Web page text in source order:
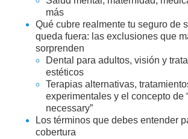
más
Qué cubre realmente tu seguro de
queda fuera: las exclusiones que
sorprenden
Dental para adultos, visión y
estéticos
Terapias alternativas,
experimentales y el concepto de
necessary”
Los términos que debes entender
cobertura